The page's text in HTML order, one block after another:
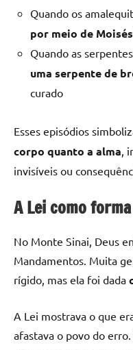
Quando os
por meio de
Quando as
uma serpente de
curado
Esses episódios
corpo quanto a alma,
invisíveis ou
A Lei como
No Monte Sinai, Deus
Mandamentos. Muita
rígido, mas ela foi dada
A Lei mostrava o que
afastava o povo do